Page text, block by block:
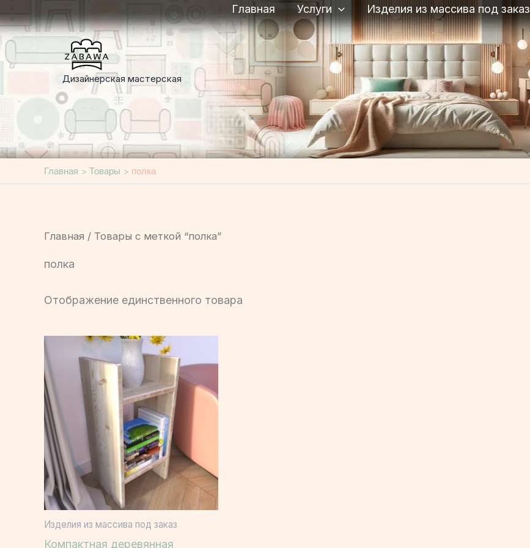
к
содержимому
Дизайнерская мастерская
Главная Услуги Изделия из массива под заказ
Главная Товары полка
Главная / Товары с меткой “полка”
полка
Отображение единственного товара
Изделия из массива под заказ
Компактная деревянная